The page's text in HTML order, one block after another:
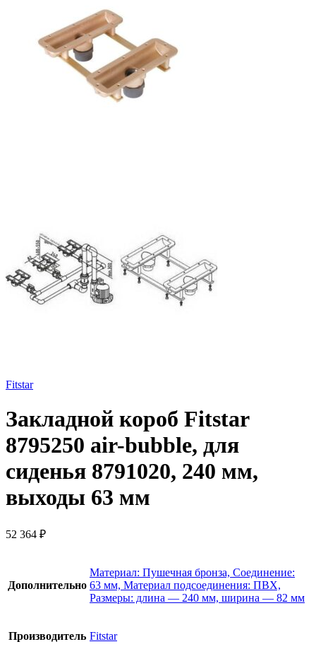
Fitstar
Закладной короб Fitstar
8795250 air-bubble, для
сиденья 8791020, 240 мм,
выходы 63 мм
52 364 ₽
Дополнительно
Материал: Пушечная бронза, Соединение:
63 мм, Материал подсоединения: ПВХ,
Размеры: длина — 240 мм, ширина — 82 мм
Производитель Fitstar